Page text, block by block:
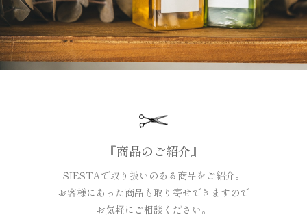
『商品のご紹介』
SIESTAで取り扱いのある商品をご紹介。
お客様にあった商品も取り寄せできますので
お気軽にご相談ください。